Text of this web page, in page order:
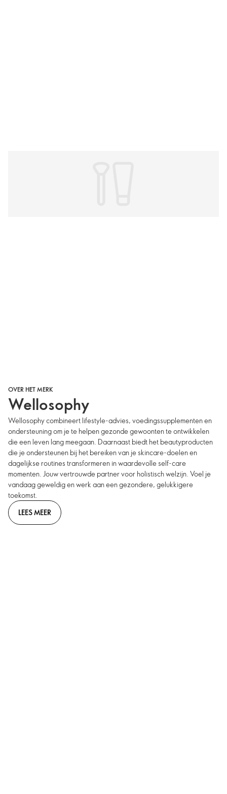
OVER HET MERK
Wellosophy
Wellosophy combineert lifestyle-advies, voedingssupplementen en
ondersteuning om je te helpen gezonde gewoonten te ontwikkelen
die een leven lang meegaan. Daarnaast biedt het beautyproducten
die je ondersteunen bij het bereiken van je skincare-doelen en
dagelijkse routines transformeren in waardevolle self-care
momenten. Jouw vertrouwde partner voor holistisch welzijn. Voel je
vandaag geweldig en werk aan een gezondere, gelukkigere
toekomst.
LEES MEER